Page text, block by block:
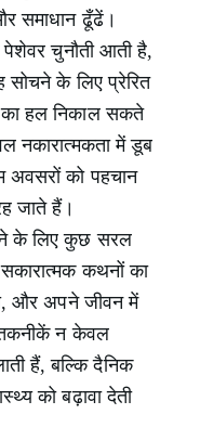
समाधान ढूँढें।
चुनौती आती है,
सोचने के लिए प्रेरित
हल निकाल सकते
नकारात्मकता में डूब
अवसरों को पहचान
जाते हैं।
के लिए कुछ सरल
कथनों का
और अपने जीवन में
न केवल
हैं, बल्कि दैनिक
को बढ़ावा देती